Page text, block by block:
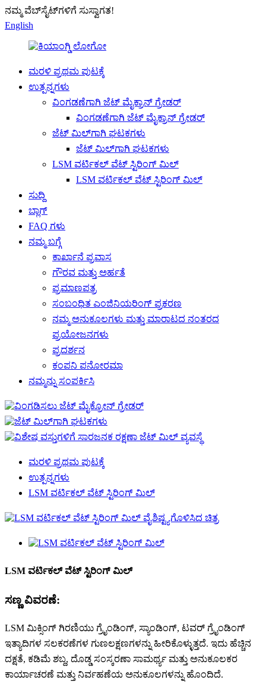
ನಮ್ಮ ವೆಬ್‌ಸೈಟ್‌ಗಳಿಗೆ ಸುಸ್ವಾಗತ!
English
ಮರಳಿ ಪ್ರಥಮ ಪುಟಕ್ಕೆ
ಉತ್ಪನ್ನಗಳು
ವಿಂಗಡಣೆಗಾಗಿ ಜೆಟ್ ಮೈಕ್ರಾನ್ ಗ್ರೇಡರ್
ವಿಂಗಡಣೆಗಾಗಿ ಜೆಟ್ ಮೈಕ್ರಾನ್ ಗ್ರೇಡರ್
ಜೆಟ್ ಮಿಲ್‌ಗಾಗಿ ಘಟಕಗಳು
ಜೆಟ್ ಮಿಲ್‌ಗಾಗಿ ಘಟಕಗಳು
LSM ವರ್ಟಿಕಲ್ ವೆಟ್ ಸ್ಟಿರಿಂಗ್ ಮಿಲ್
LSM ವರ್ಟಿಕಲ್ ವೆಟ್ ಸ್ಟಿರಿಂಗ್ ಮಿಲ್
ಸುದ್ದಿ
ಬ್ಲಾಗ್
FAQ ಗಳು
ನಮ್ಮ ಬಗ್ಗೆ
ಕಾರ್ಖಾನೆ ಪ್ರವಾಸ
ಗೌರವ ಮತ್ತು ಅರ್ಹತೆ
ಪ್ರಮಾಣಪತ್ರ
ಸಂಬಂಧಿತ ಎಂಜಿನಿಯರಿಂಗ್ ಪ್ರಕರಣ
ನಮ್ಮ ಅನುಕೂಲಗಳು ಮತ್ತು ಮಾರಾಟದ ನಂತರದ
ಪ್ರಯೋಜನಗಳು
ಪ್ರದರ್ಶನ
ಕಂಪನಿ ಪನೋರಮಾ
ನಮ್ಮನ್ನು ಸಂಪರ್ಕಿಸಿ
ಮರಳಿ ಪ್ರಥಮ ಪುಟಕ್ಕೆ
ಉತ್ಪನ್ನಗಳು
LSM ವರ್ಟಿಕಲ್ ವೆಟ್ ಸ್ಟಿರಿಂಗ್ ಮಿಲ್
LSM ವರ್ಟಿಕಲ್ ವೆಟ್ ಸ್ಟಿರಿಂಗ್ ಮಿಲ್
ಸಣ್ಣ ವಿವರಣೆ:
LSM ಮಿಕ್ಸಿಂಗ್ ಗಿರಣಿಯು ಗ್ರೈಂಡಿಂಗ್, ಸ್ಯಾಂಡಿಂಗ್, ಟವರ್ ಗ್ರೈಂಡಿಂಗ್
ಇತ್ಯಾದಿಗಳ ಸಲಕರಣೆಗಳ ಗುಣಲಕ್ಷಣಗಳನ್ನು ಹೀರಿಕೊಳ್ಳುತ್ತದೆ. ಇದು ಹೆಚ್ಚಿನ
ದಕ್ಷತೆ, ಕಡಿಮೆ ಶಬ್ದ, ದೊಡ್ಡ ಸಂಸ್ಕರಣಾ ಸಾಮರ್ಥ್ಯ ಮತ್ತು ಅನುಕೂಲಕರ
ಕಾರ್ಯಾಚರಣೆ ಮತ್ತು ನಿರ್ವಹಣೆಯ ಅನುಕೂಲಗಳನ್ನು ಹೊಂದಿದೆ.